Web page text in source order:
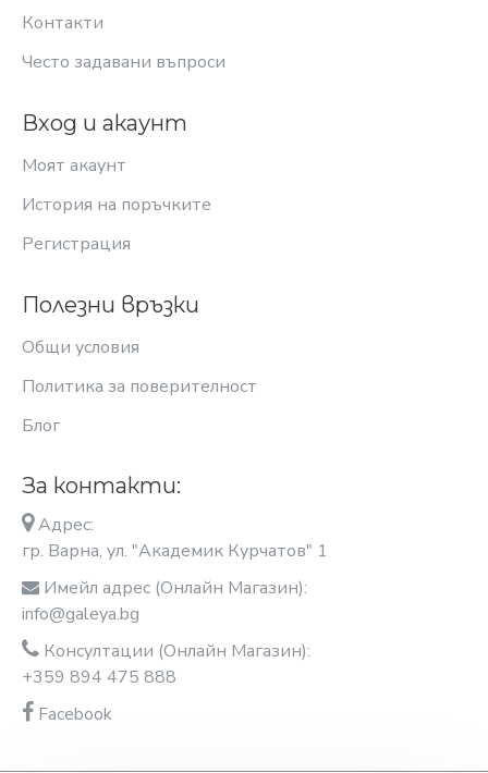
Контакти
Често задавани въпроси
Вход и акаунт
Моят акаунт
История на поръчките
Регистрация
Полезни връзки
Общи условия
Политика за поверителност
Блог
За контакти:
Адрес:
гр. Варна, ул. "Академик Курчатов" 1
Имейл адрес (Онлайн Магазин):
info@galeya.bg
Консултации (Онлайн Магазин):
+359 894 475 888
Facebook